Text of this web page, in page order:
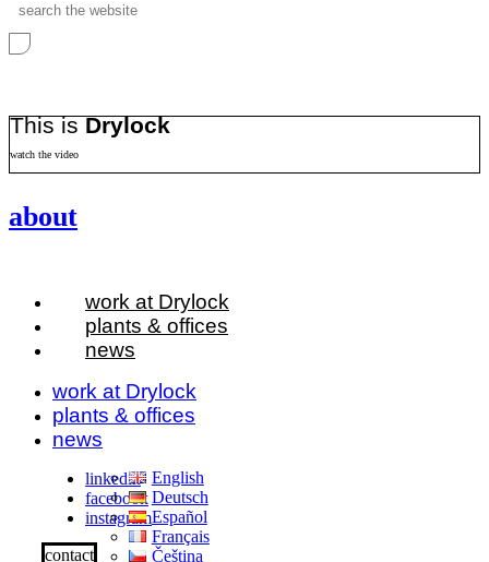
...
This isDrylock
watch the video
about
work at Drylock
plants & offices
news
work at Drylock
plants & offices
news
linkedin
facebook
instagram
contact
English
Deutsch
Español
Français
Čeština